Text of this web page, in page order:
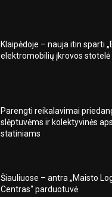
Klaipėdoje – nauja itin sparti
elektromobilių įkrovos stotelė
Parengti reikalavimai
slėptuvėms ir kolektyvinės
statiniams
Šiauliuose – antra „Maisto
Centras“ parduotuvė